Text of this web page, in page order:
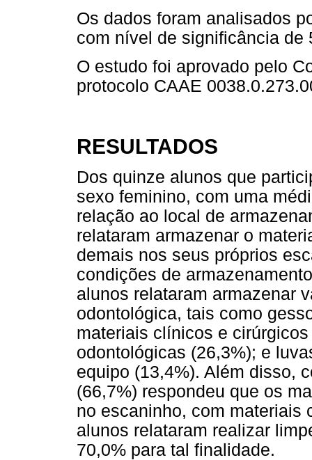
Os dados foram analisados
com nível de significância de
O estudo foi aprovado pelo
protocolo CAAE
RESULTADOS
Dos quinze alunos que
sexo feminino, com uma
relação ao local de
relataram armazenar o
demais nos seus próprios
condições de
alunos relataram armazenar
odontológica, tais como
materiais clínicos e
odontológicas (26,3%); e
equipo (13,4%). Além disso,
(66,7%) respondeu que os
no escaninho, com materiais
alunos relataram realizar
70,0% para tal finalidade.